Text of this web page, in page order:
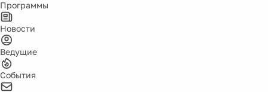
Программы
Новости
Ведущие
События